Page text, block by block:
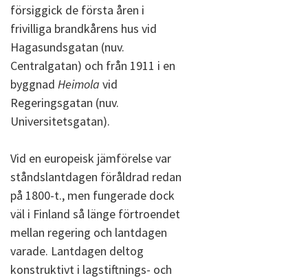
försiggick de första åren i
frivilliga brandkårens hus vid
Hagasundsgatan (nuv.
Centralgatan) och från 1911 i en
byggnad Heimola vid
Regeringsgatan (nuv.
Universitetsgatan).
Vid en europeisk jämförelse var
ståndslantdagen föråldrad redan
på 1800-t., men fungerade dock
väl i Finland så länge förtroendet
mellan regering och lantdagen
varade. Lantdagen deltog
konstruktivt i lagstiftnings- och